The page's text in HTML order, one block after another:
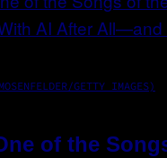
GETTY IMAGES)
of the